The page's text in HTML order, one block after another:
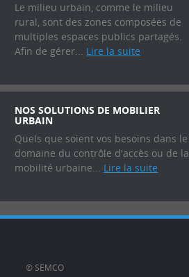
Le milieu urbain, comme le milieu
rural, sont des zones composées de
multiples espaces publics partagés.
Afin de gérer... Lire la suite
NOS SOLUTIONS DE MOBILIER
URBAIN
Quels que soient vos besoins dans le
domaine du contrôle d'accès ou de la
mobilité urbaine... Lire la suite
© SEMCO